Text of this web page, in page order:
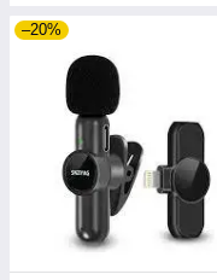
–20%